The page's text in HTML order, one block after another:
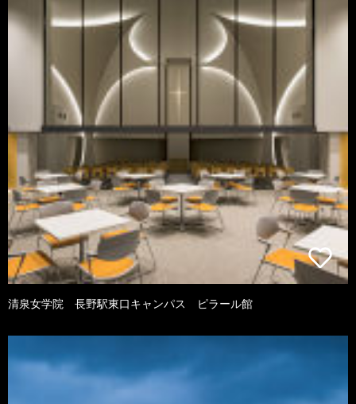
清泉女学院 長野駅東口キャンパス ピラール館